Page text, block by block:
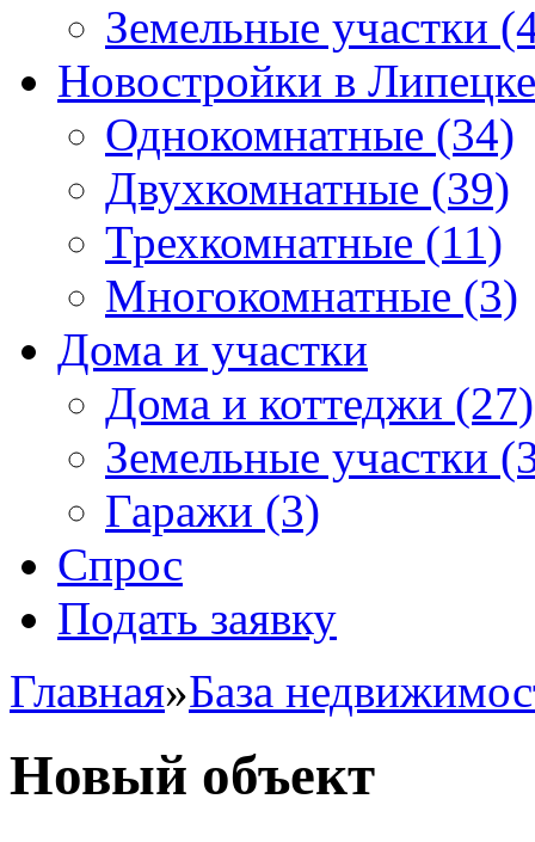
Земельные участки
Новостройки в Липецке
Однокомнатные (34)
Двухкомнатные (39)
Трехкомнатные (11)
Многокомнатные (3)
Дома и участки
Дома и коттеджи (27)
Земельные участки
Гаражи (3)
Спрос
Подать заявку
Главная»База
Новый объект